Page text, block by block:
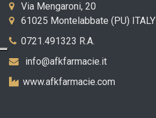
Via Mengaroni, 20
61025 Montelabbate (PU) ITALY
0721.491323 R.A.
info@afkfarmacie.it
www.afkfarmacie.com